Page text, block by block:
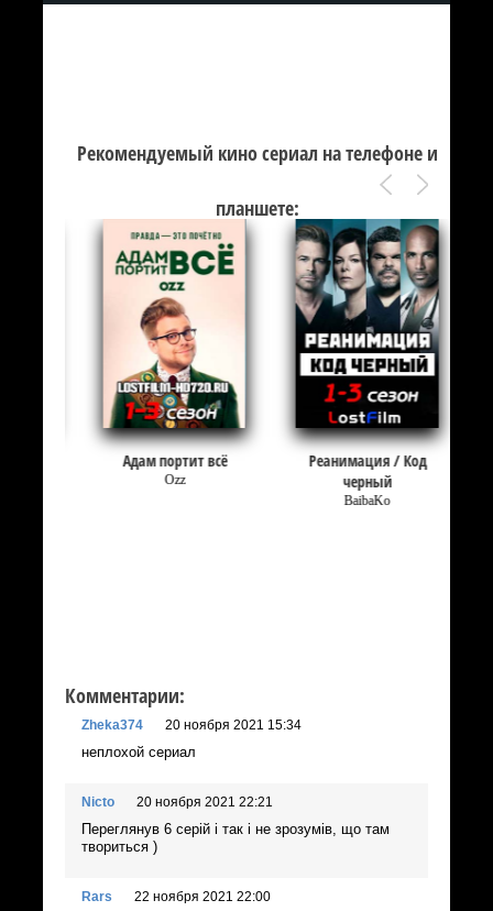
Рекомендуемый кино сериал на телефоне и
планшете:
Адам портит всё
Реанимация / Код
черный
BaibaKo
Комментарии:
Zheka374 20 ноября 2021 15:34
неплохой сериал
Nicto 20 ноября 2021 22:21
Переглянув 6 серій і так і не зрозумів, що там
твориться )
Rars 22 ноября 2021 22:00